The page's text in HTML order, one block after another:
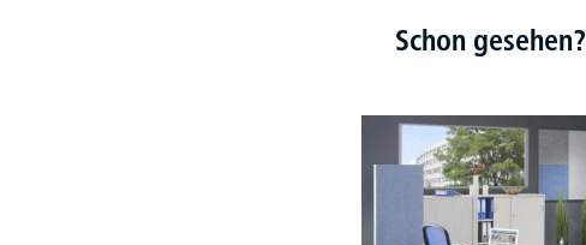
Schon gesehen?